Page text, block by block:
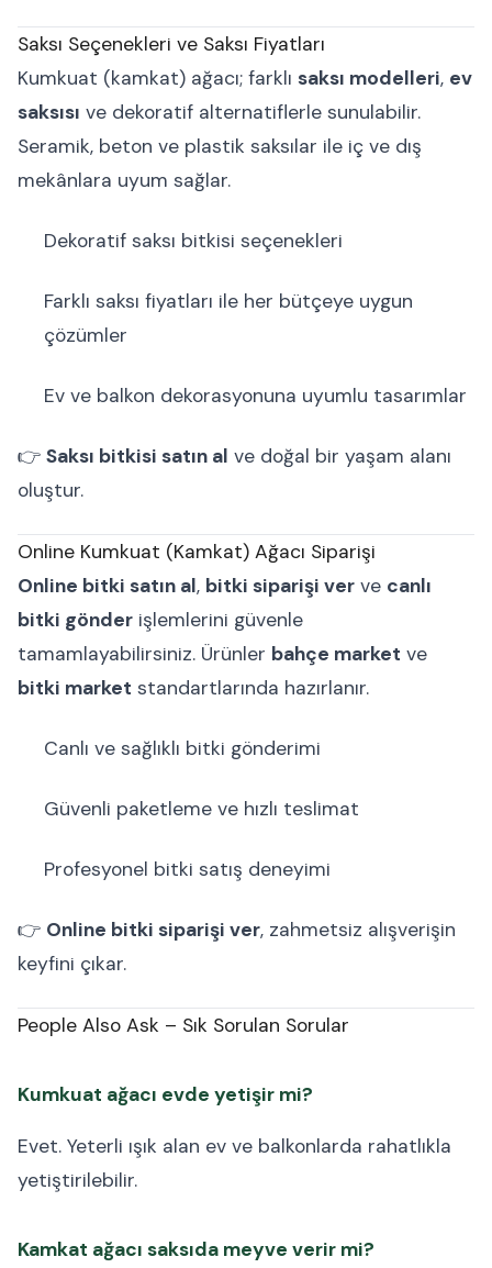
Saksı Seçenekleri ve Saksı Fiyatları
Kumkuat (kamkat) ağacı; farklı saksı modelleri, ev
saksısı ve dekoratif alternatiflerle sunulabilir.
Seramik, beton ve plastik saksılar ile iç ve dış
mekânlara uyum sağlar.
Dekoratif saksı bitkisi seçenekleri
Farklı saksı fiyatları ile her bütçeye uygun
çözümler
Ev ve balkon dekorasyonuna uyumlu tasarımlar
👉 Saksı bitkisi satın al ve doğal bir yaşam alanı
oluştur.
Online Kumkuat (Kamkat) Ağacı Siparişi
Online bitki satın al, bitki siparişi ver ve canlı
bitki gönder işlemlerini güvenle
tamamlayabilirsiniz. Ürünler bahçe market ve
bitki market standartlarında hazırlanır.
Canlı ve sağlıklı bitki gönderimi
Güvenli paketleme ve hızlı teslimat
Profesyonel bitki satış deneyimi
👉 Online bitki siparişi ver, zahmetsiz alışverişin
keyfini çıkar.
People Also Ask – Sık Sorulan Sorular
Kumkuat ağacı evde yetişir mi?
Evet. Yeterli ışık alan ev ve balkonlarda rahatlıkla
yetiştirilebilir.
Kamkat ağacı saksıda meyve verir mi?